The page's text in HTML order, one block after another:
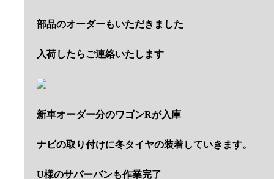
部品のオーダーもいただきました
入荷したらご連絡いたします
新車オーダー分のワゴンRが入庫
ナビの取り付けに冬タイヤの装着していきます。
U様のサバーバンも作業完了